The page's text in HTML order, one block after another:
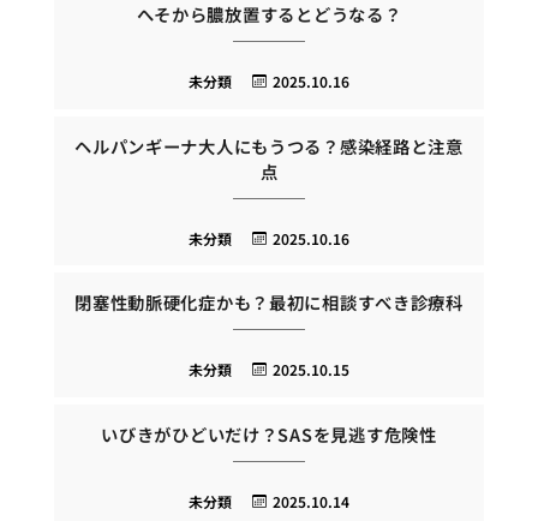
へそから膿放置するとどうなる？
2025.10.16
未分類
ヘルパンギーナ大人にもうつる？感染経路と注意
点
2025.10.16
未分類
閉塞性動脈硬化症かも？最初に相談すべき診療科
2025.10.15
未分類
いびきがひどいだけ？SASを見逃す危険性
2025.10.14
未分類